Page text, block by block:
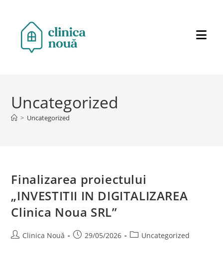
Uncategorized
> Uncategorized
Finalizarea proiectului
„INVESTITII IN DIGITALIZAREA
Clinica Noua SRL”
Clinica Nouă 29/05/2026 Uncategorized